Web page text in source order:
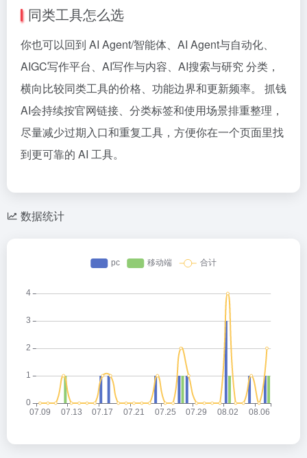
同类工具怎么选
你也可以回到 AI Agent/智能体、AI Agent与自动化、
AIGC写作平台、AI写作与内容、AI搜索与研究 分类，
横向比较同类工具的价格、功能边界和更新频率。 抓钱
AI会持续按官网链接、分类标签和使用场景排重整理，
尽量减少过期入口和重复工具，方便你在一个页面里找
到更可靠的 AI 工具。
数据统计